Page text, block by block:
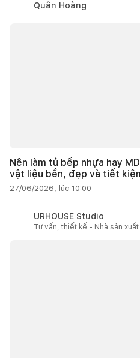
Quân Hoàng
Nên làm tủ bếp nhựa hay
vật liệu bền, đẹp và tiết
27/06/2026, lúc 10:00
URHOUSE Studio
Tư vấn, thiết kế - Nhà sản xuất